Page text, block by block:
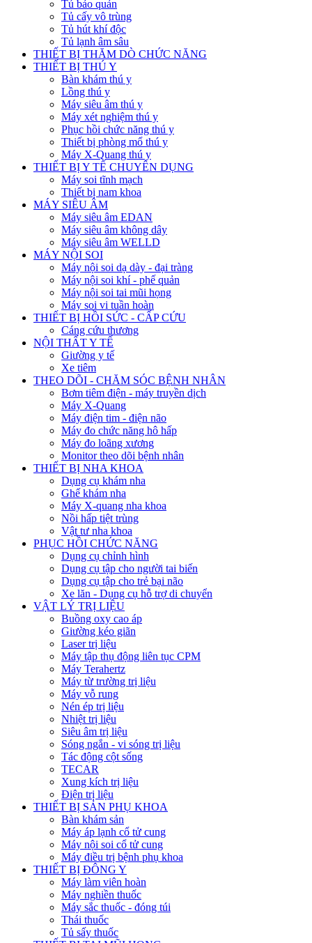
Tủ bảo quản
Tủ cấy vô trùng
Tủ hút khí độc
Tủ lạnh âm sâu
THIẾT BỊ THĂM DÒ CHỨC NĂNG
THIẾT BỊ THÚ Y
Bàn khám thú y
Lồng thú y
Máy siêu âm thú y
Máy xét nghiệm thú y
Phục hồi chức năng thú y
Thiết bị phòng mổ thú y
Máy X-Quang thú y
THIẾT BỊ Y TẾ CHUYÊN DỤNG
Máy soi tĩnh mạch
Thiết bị nam khoa
MÁY SIÊU ÂM
Máy siêu âm EDAN
Máy siêu âm không dây
Máy siêu âm WELLD
MÁY NỘI SOI
Máy nội soi dạ dày - đại tràng
Máy nội soi khí - phế quản
Máy nội soi tai mũi họng
Máy soi vi tuần hoàn
THIẾT BỊ HỒI SỨC - CẤP CỨU
Cáng cứu thương
NỘI THẤT Y TẾ
Giường y tế
Xe tiêm
THEO DÕI - CHĂM SÓC BỆNH NHÂN
Bơm tiêm điện - máy truyền dịch
Máy X-Quang
Máy điện tim - điện não
Máy đo chức năng hô hấp
Máy đo loãng xương
Monitor theo dõi bệnh nhân
THIẾT BỊ NHA KHOA
Dụng cụ khám nha
Ghế khám nha
Máy X-quang nha khoa
Nồi hấp tiệt trùng
Vật tư nha khoa
PHỤC HỒI CHỨC NĂNG
Dụng cụ chỉnh hình
Dụng cụ tập cho người tai biến
Dụng cụ tập cho trẻ bại não
Xe lăn - Dụng cụ hỗ trợ di chuyển
VẬT LÝ TRỊ LIỆU
Buồng oxy cao áp
Giường kéo giãn
Laser trị liệu
Máy tập thụ động liên tục CPM
Máy Terahertz
Máy từ trường trị liệu
Máy vỗ rung
Nén ép trị liệu
Nhiệt trị liệu
Siêu âm trị liệu
Sóng ngắn - vi sóng trị liệu
Tác động cột sống
TECAR
Xung kích trị liệu
Điện trị liệu
THIẾT BỊ SẢN PHỤ KHOA
Bàn khám sản
Máy áp lạnh cổ tử cung
Máy nội soi cổ tử cung
Máy điều trị bệnh phụ khoa
THIẾT BỊ ĐÔNG Y
Máy làm viên hoàn
Máy nghiền thuốc
Máy sắc thuốc - đóng túi
Thái thuốc
Tủ sấy thuốc